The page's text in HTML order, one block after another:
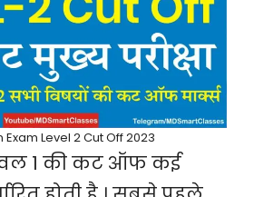
Exam Level 2 Cut Off 2023
1 की कट ऑफ कई